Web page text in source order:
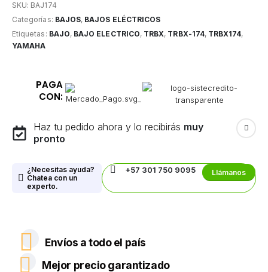
SKU: BAJ174
Categorías: BAJOS, BAJOS ELÉCTRICOS
Etiquetas: BAJO, BAJO ELECTRICO, TRBX, TRBX-174, TRBX174,
YAMAHA
PAGA
CON:
Haz tu pedido ahora y lo recibirás muy
pronto
¿Necesitas ayuda?
Chatea con un
experto.
+57 301 750 9095 Llámanos
Envíos a todo el país
Mejor precio garantizado